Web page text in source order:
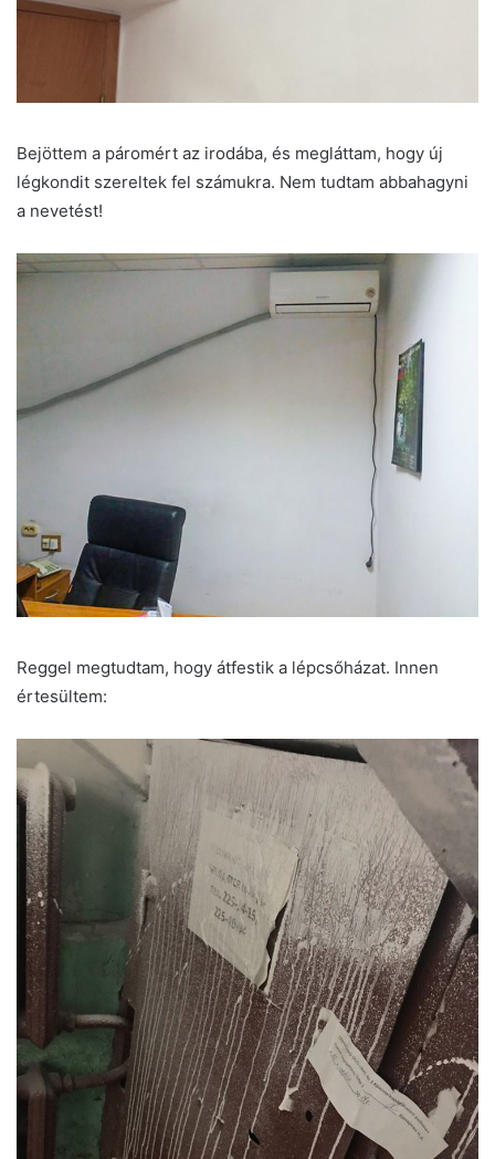
Bejöttem a páromért az irodába, és megláttam, hogy új
légkondit szereltek fel számukra. Nem tudtam abbahagyni
a nevetést!
Reggel megtudtam, hogy átfestik a lépcsőházat. Innen
értesültem: